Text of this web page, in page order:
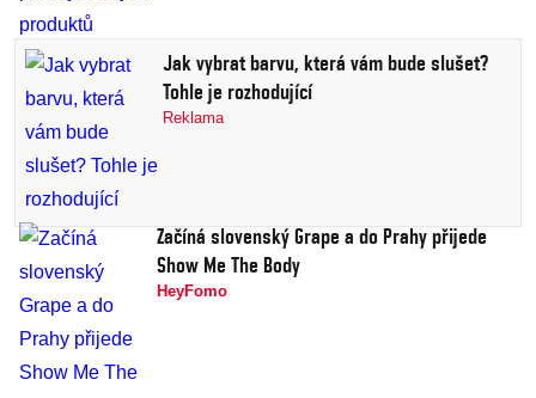
Jak vybrat barvu, která vám bude slušet?
Tohle je rozhodující
Reklama
Začíná slovenský Grape a do Prahy přijede
Show Me The Body
HeyFomo